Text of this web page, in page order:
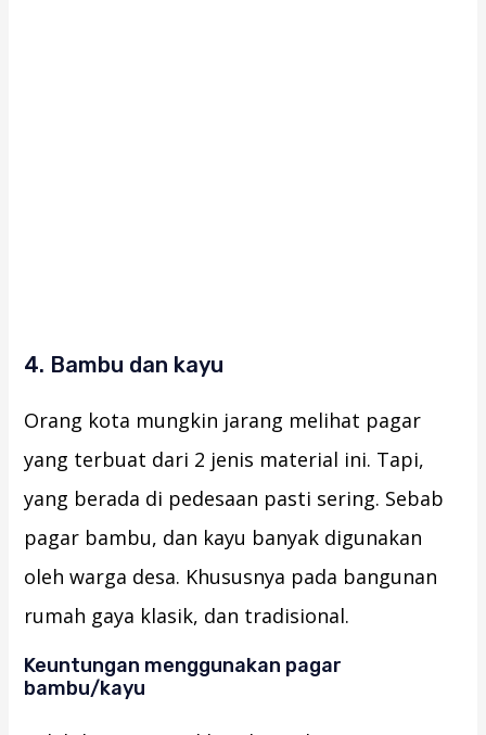
4. Bambu dan kayu
Orang kota mungkin jarang melihat pagar
yang terbuat dari 2 jenis material ini. Tapi,
yang berada di pedesaan pasti sering. Sebab
pagar bambu, dan kayu banyak digunakan
oleh warga desa. Khususnya pada bangunan
rumah gaya klasik, dan tradisional.
Keuntungan menggunakan pagar
bambu/kayu